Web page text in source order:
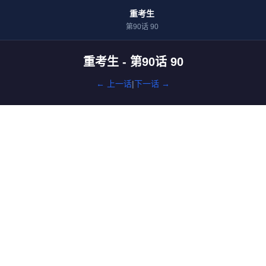
重考生
第90话 90
重考生 - 第90话 90
← 上一话|下一话 →